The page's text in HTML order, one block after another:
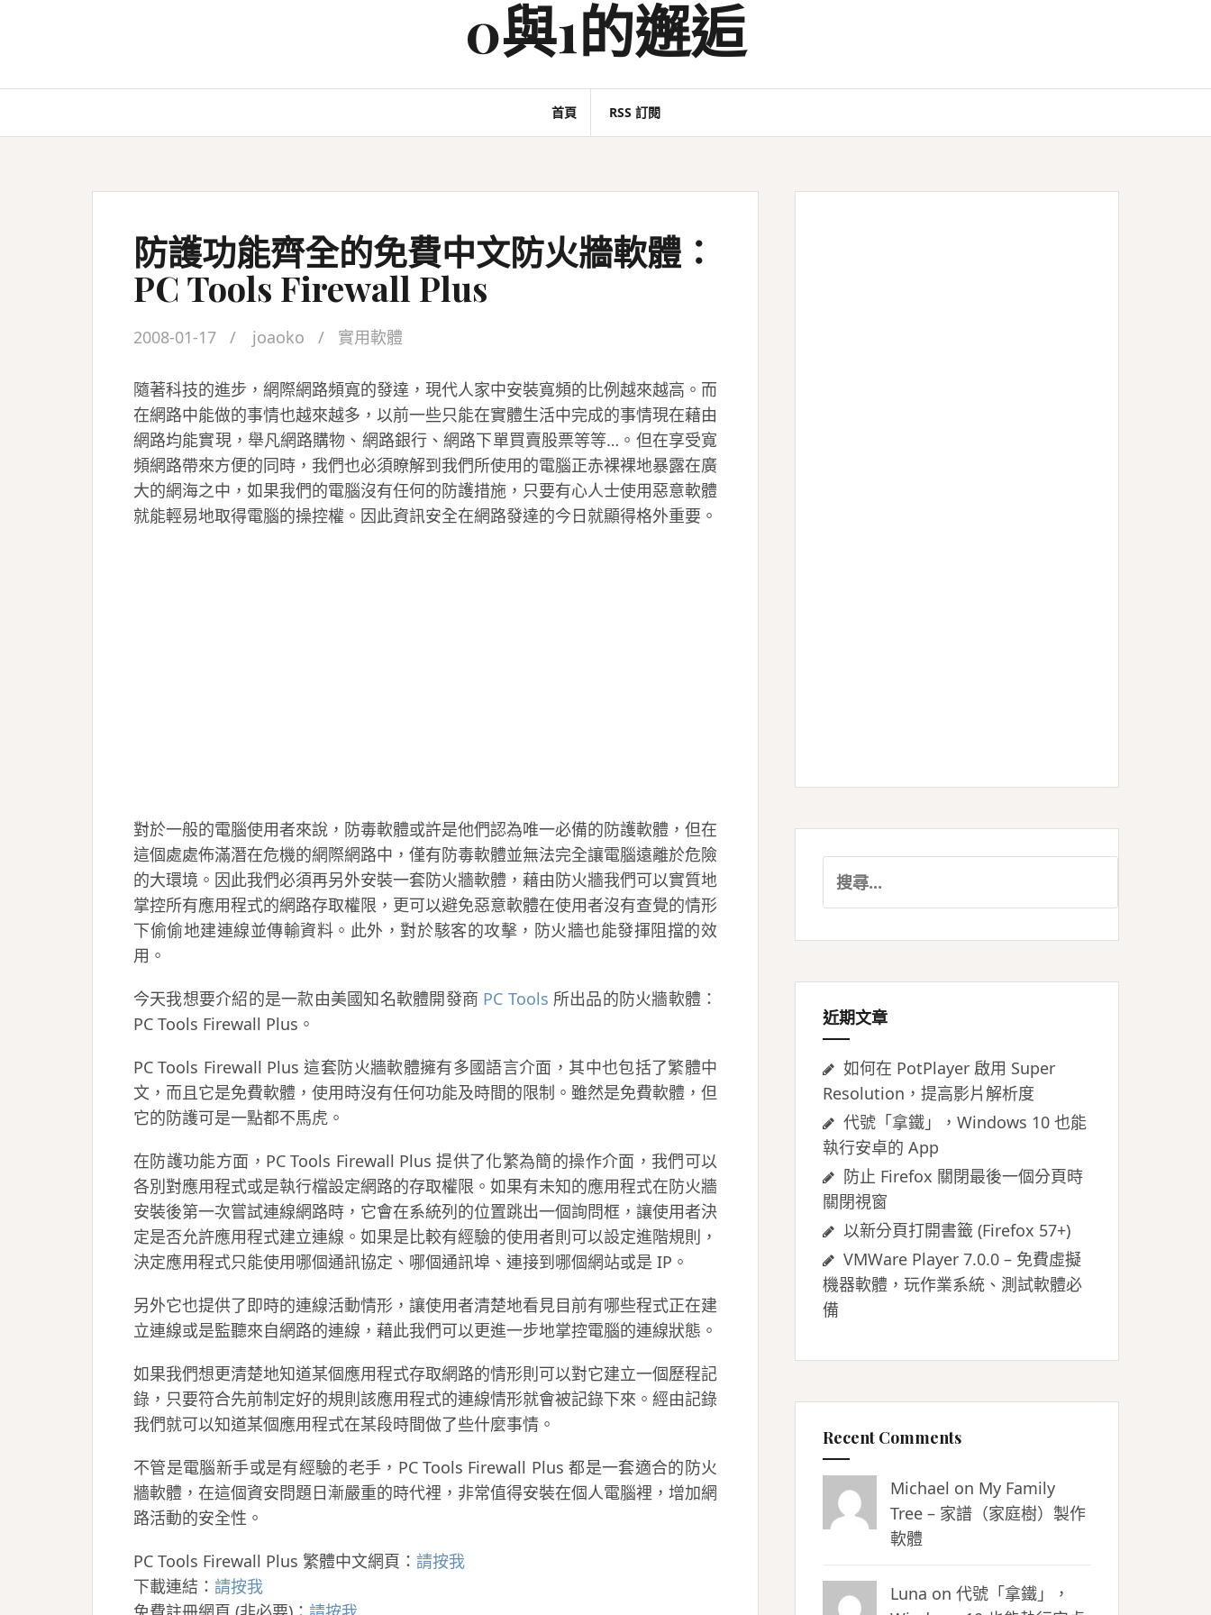
0與1的邂逅
首頁 RSS 訂閱
防護功能齊全的免費中文防火牆軟體：
PC Tools Firewall Plus
2008-01-17 joaoko 實用軟體
隨著科技的進步，網際網路頻寬的發達，現代人家中安裝寬頻的比例越來越高。而
在網路中能做的事情也越來越多，以前一些只能在實體生活中完成的事情現在藉由
網路均能實現，舉凡網路購物、網路銀行、網路下單買賣股票等等…。但在享受寬
頻網路帶來方便的同時，我們也必須瞭解到我們所使用的電腦正赤裸裸地暴露在廣
大的網海之中，如果我們的電腦沒有任何的防護措施，只要有心人士使用惡意軟體
就能輕易地取得電腦的操控權。因此資訊安全在網路發達的今日就顯得格外重要。
對於一般的電腦使用者來說，防毒軟體或許是他們認為唯一必備的防護軟體，但在
這個處處佈滿潛在危機的網際網路中，僅有防毒軟體並無法完全讓電腦遠離於危險
的大環境。因此我們必須再另外安裝一套防火牆軟體，藉由防火牆我們可以實質地
掌控所有應用程式的網路存取權限，更可以避免惡意軟體在使用者沒有查覺的情形
下偷偷地建連線並傳輸資料。此外，對於駭客的攻擊，防火牆也能發揮阻擋的效
用。
今天我想要介紹的是一款由美國知名軟體開發商 PC Tools 所出品的防火牆軟體：
PC Tools Firewall Plus。
PC Tools Firewall Plus 這套防火牆軟體擁有多國語言介面，其中也包括了繁體中
文，而且它是免費軟體，使用時沒有任何功能及時間的限制。雖然是免費軟體，但
它的防護可是一點都不馬虎。
在防護功能方面，PC Tools Firewall Plus 提供了化繁為簡的操作介面，我們可以
各別對應用程式或是執行檔設定網路的存取權限。如果有未知的應用程式在防火牆
安裝後第一次嘗試連線網路時，它會在系統列的位置跳出一個詢問框，讓使用者決
定是否允許應用程式建立連線。如果是比較有經驗的使用者則可以設定進階規則，
決定應用程式只能使用哪個通訊協定、哪個通訊埠、連接到哪個網站或是 IP。
另外它也提供了即時的連線活動情形，讓使用者清楚地看見目前有哪些程式正在建
立連線或是監聽來自網路的連線，藉此我們可以更進一步地掌控電腦的連線狀態。
如果我們想更清楚地知道某個應用程式存取網路的情形則可以對它建立一個歷程記
錄，只要符合先前制定好的規則該應用程式的連線情形就會被記錄下來。經由記錄
我們就可以知道某個應用程式在某段時間做了些什麼事情。
不管是電腦新手或是有經驗的老手，PC Tools Firewall Plus 都是一套適合的防火
牆軟體，在這個資安問題日漸嚴重的時代裡，非常值得安裝在個人電腦裡，增加網
路活動的安全性。
PC Tools Firewall Plus 繁體中文網頁： 請按我
下載連結： 請按我
尋
鍵
近期文章
如何在 PotPlayer 啟用 Super
Resolution，提高影片解析度
代號「拿鐵」，Windows 10 也能
執行安卓的 App
防止 Firefox 關閉最後一個分頁時
關閉視窗
以新分頁打開書籤 (Firefox 57+)
VMWare Player 7.0.0 – 免費虛擬
機器軟體，玩作業系統、測試軟體必
備
Recent Comments
Michael on My Family
Tree – 家譜（家庭樹）製作
軟體
Luna on 代號「拿鐵」，